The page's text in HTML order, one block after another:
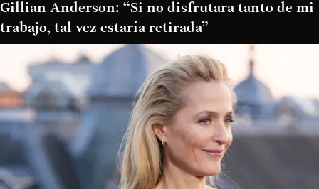
Gillian Anderson: “Si no disfrutara tanto de mi
trabajo, tal vez estaría retirada”